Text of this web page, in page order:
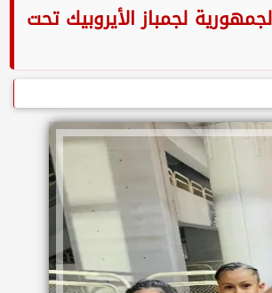
لجمباز الأيروبيك تحت